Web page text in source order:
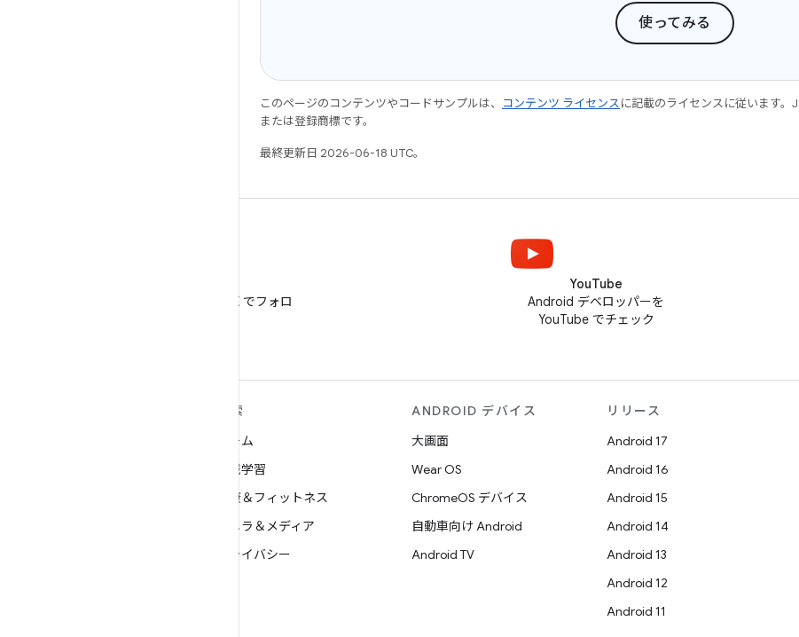
使ってみる
このページのコンテンツやコードサンプルは、 コンテンツ ライセンスに記載のライセンスに従います
または登録商標です。
最終更新日 2026-06-18 UTC。
@AndroidDev を X でフォロ
YouTube
Android デベロッパーを
YouTube でチェック
探索
ゲーム
機械学習
健康＆フィットネス
カメラ＆メディア
プライバシー
ANDROID デバイス
大画面
Wear OS
ChromeOS デバイス
自動車向け Android
Android TV
リリース
Android 17
Android 16
Android 15
Android 14
Android 13
Android 12
Android 11